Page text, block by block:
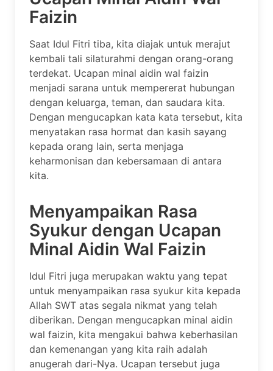
Faizin
Saat Idul Fitri tiba, kita diajak untuk merajut
kembali tali silaturahmi dengan orang-orang
terdekat. Ucapan minal aidin wal faizin
menjadi sarana untuk mempererat hubungan
dengan keluarga, teman, dan saudara kita.
Dengan mengucapkan kata kata tersebut, kita
menyatakan rasa hormat dan kasih sayang
kepada orang lain, serta menjaga
keharmonisan dan kebersamaan di antara
kita.
Menyampaikan Rasa
Syukur dengan Ucapan
Minal Aidin Wal Faizin
Idul Fitri juga merupakan waktu yang tepat
untuk menyampaikan rasa syukur kita kepada
Allah SWT atas segala nikmat yang telah
diberikan. Dengan mengucapkan minal aidin
wal faizin, kita mengakui bahwa keberhasilan
dan kemenangan yang kita raih adalah
anugerah dari-Nya. Ucapan tersebut juga